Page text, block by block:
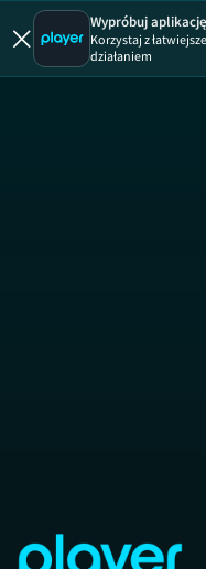
Wypróbuj
Korzystaj z
działaniem